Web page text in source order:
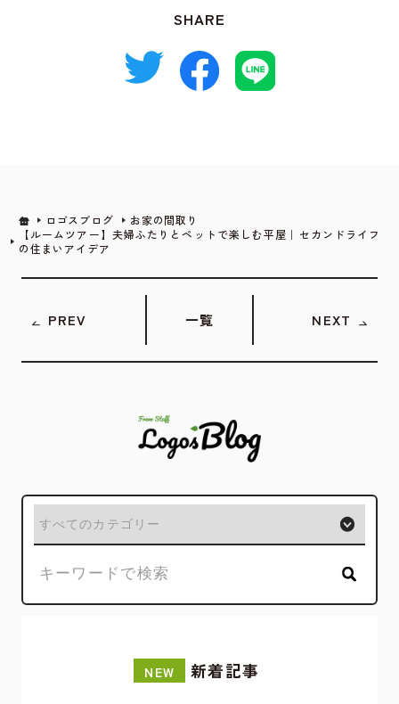
SHARE
NEW 新着記事
PREV 一覧 NEXT
ロゴスブログ
お家の間取り
【ルームツアー】夫婦ふたりとペットで楽しむ平屋｜セカンドライフ
の住まいアイデア